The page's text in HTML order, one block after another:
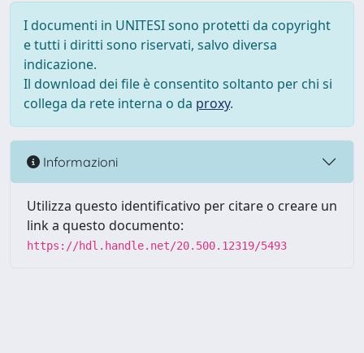
I documenti in UNITESI sono protetti da copyright
e tutti i diritti sono riservati, salvo diversa
indicazione.
Il download dei file è consentito soltanto per chi si
collega da rete interna o da proxy.
Informazioni
Utilizza questo identificativo per citare o creare un
link a questo documento:
https://hdl.handle.net/20.500.12319/5493